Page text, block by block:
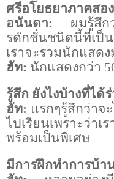
ศรีอโยธยาภาคสอ
อนันดา: ผมรู้สึก
รดักชั่นชนิดนี้ที่เป็
เราจะรวมนักแสด
ฮัท: นักแสดงกว่า
รู้สึก ยังไงบ้างที่ได้
ฮัท: แรกๆรู้สึกว่าจ
ไปเรียนเพราะว่าเ
พร้อมเป็นพิเศษ
มีการฝึกทำการบ้า